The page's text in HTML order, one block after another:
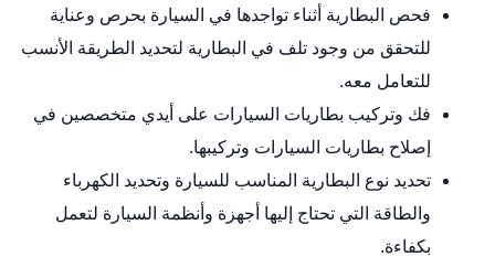
فحص البطارية أثناء تواجدها في السيارة بحرص وعناية
للتحقق من وجود تلف في البطارية لتحديد الطريقة الأنسب
للتعامل معه.
فك وتركيب بطاريات السيارات على أيدي متخصصين في
إصلاح بطاريات السيارات وتركيبها.
تحديد نوع البطارية المناسب للسيارة وتحديد الكهرباء
والطاقة التي تحتاج إليها أجهزة وأنظمة السيارة لتعمل
بكفاءة.